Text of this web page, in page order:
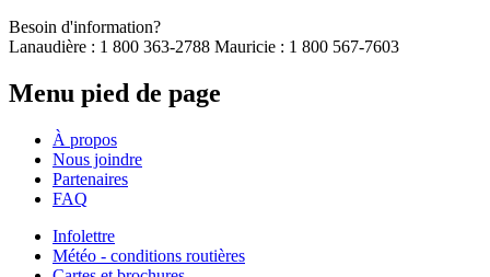
Besoin d'information?
Lanaudière : 1 800 363-2788 Mauricie : 1 800 567-7603
Menu pied de page
À propos
Nous joindre
Partenaires
FAQ
Infolettre
Météo - conditions routières